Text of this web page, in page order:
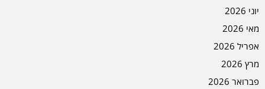
יוני 2026
מאי 2026
אפריל 2026
מרץ 2026
פברואר 2026